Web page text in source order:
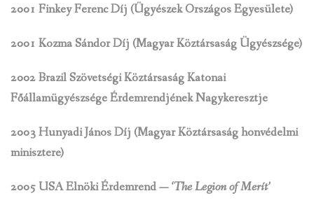
2001 Finkey Ferenc Díj (Ügyészek Országos Egyesülete)
2001 Kozma Sándor Díj (Magyar Köztársaság Ügyészsége)
2002 Brazil Szövetségi Köztársaság Katonai
Főállamügyészsége ÉrdemrendjénekNagykeresztje
2003 Hunyadi János Díj (Magyar Köztársaság honvédelmi
minisztere)
2005 USA Elnöki Érdemrend —‘The Legion of Merít’